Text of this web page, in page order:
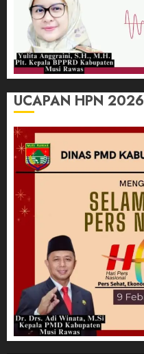
UCAPAN HPN 2026